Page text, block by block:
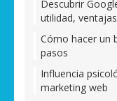
Descubrir
utilidad, ventajas
Cómo hacer un
pasos
Influencia
marketing web